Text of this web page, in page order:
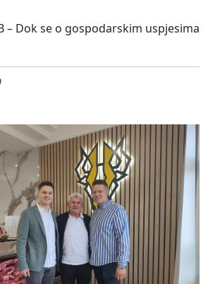
– Dok se o gospodarskim uspjesima